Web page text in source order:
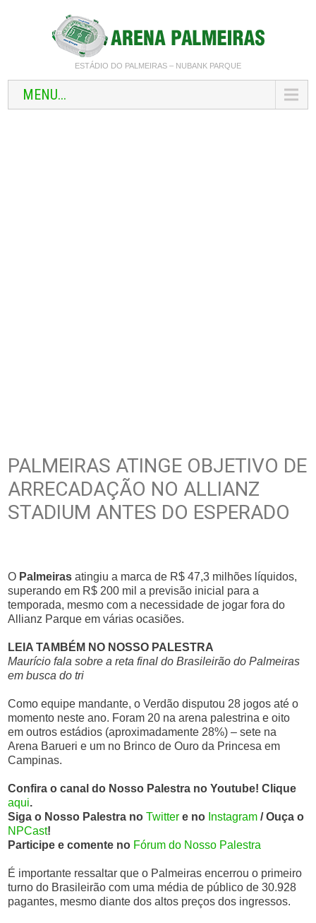
ESTÁDIO DO PALMEIRAS – NUBANK PARQUE
MENU...
PALMEIRAS ATINGE OBJETIVO DE
ARRECADAÇÃO NO ALLIANZ
STADIUM ANTES DO ESPERADO
O Palmeiras atingiu a marca de R$ 47,3 milhões líquidos,
superando em R$ 200 mil a previsão inicial para a
temporada, mesmo com a necessidade de jogar fora do
Allianz Parque em várias ocasiões.
LEIA TAMBÉM NO NOSSO PALESTRA
Maurício fala sobre a reta final do Brasileirão do Palmeiras
em busca do tri
Como equipe mandante, o Verdão disputou 28 jogos até o
momento neste ano. Foram 20 na arena palestrina e oito
em outros estádios (aproximadamente 28%) – sete na
Arena Barueri e um no Brinco de Ouro da Princesa em
Campinas.
Confira o canal do Nosso Palestra no Youtube! Clique
aqui.
Siga o Nosso Palestra no Twitter e no Instagram / Ouça o
NPCast!
Participe e comente no Fórum do Nosso Palestra
É importante ressaltar que o Palmeiras encerrou o primeiro
turno do Brasileirão com uma média de público de 30.928
pagantes, mesmo diante dos altos preços dos ingressos.